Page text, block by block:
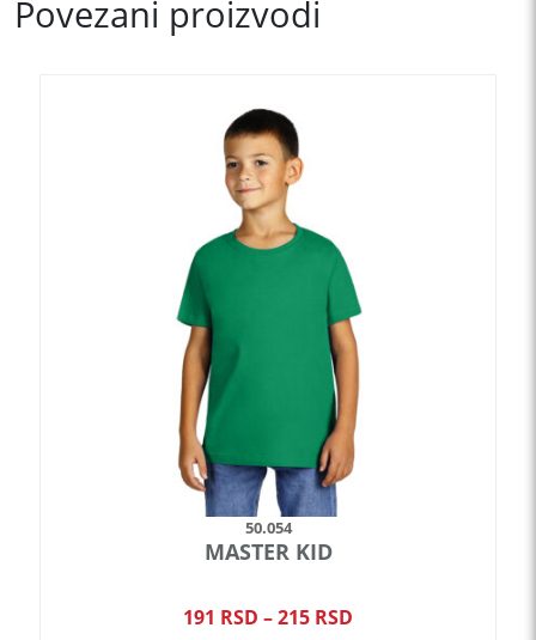
Povezani proizvodi
50.054
MASTER KID
191 RSD –215 RSD